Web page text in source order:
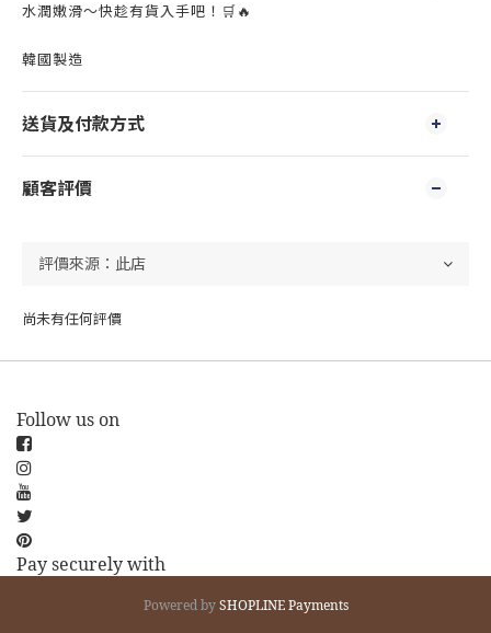
水潤嫩滑～快趁有貨入手吧！🛒🔥
韓國製造
送貨及付款方式
顧客評價
尚未有任何評價
Follow us on
Pay securely with
Powered bySHOPLINE Payments